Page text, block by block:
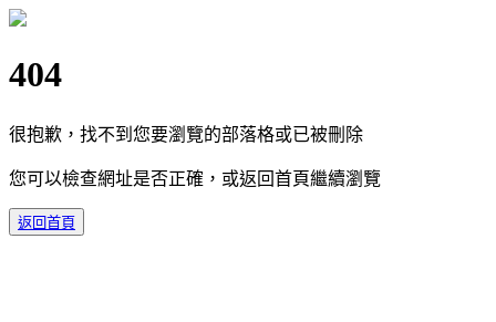
404
很抱歉，找不到您要瀏覽的部落格或已被刪除
您可以檢查網址是否正確，或返回首頁繼續瀏覽
返回首頁